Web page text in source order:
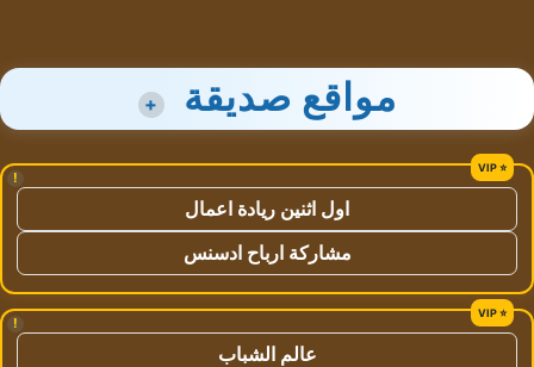
مواقع صديقة +
!
اول اثنين ريادة اعمال
مشاركة ارباح ادسنس
!
عالم الشباب